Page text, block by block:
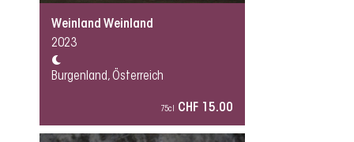
Weinland Weinland
2023
Burgenland, Österreich
75cl CHF 15.00